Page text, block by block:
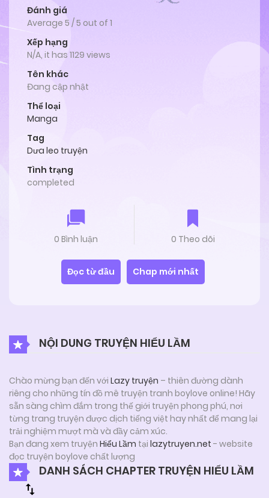
Đánh giá
Average 5 /5 out of 1
Xếp hạng
N/A, it has 1129 views
Tên khác
Đang cập nhật
Thể loại
Manga
Tag
Dưa leo truyện
Tình trạng
completed
0 Bình luận 0 Theo dõi
Đọc từ đầu Chap mới nhất
NỘI DUNG TRUYỆN HIỂU LẦM
Chào mừng bạn đến với Lazy truyện – thiên đường dành
riêng cho những tín đồ mê truyện tranh boylove online! Hãy
sẵn sàng chìm đắm trong thế giới truyện phong phú, nơi
từng trang truyện được dịch tiếng việt hay nhất để mang lại
trải nghiệm mượt mà và đầy cảm xúc.
Bạn đang xem truyện Hiểu Lầm tại lazytruyen.net - website
đọc truyện boylove chất lượng
DANH SÁCH CHAPTER TRUYỆN HIỂU LẦM